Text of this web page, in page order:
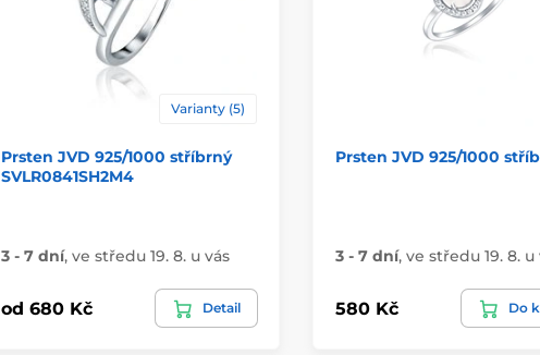
Varianty (5)
Prsten JVD 925/1000 stříbrný
SVLR0841SH2M4
3 - 7 dní, ve středu 19. 8. u vás
od 680 Kč Detail
Prsten JVD 925/1000
3 - 7 dní, ve středu 19. 8. u
580 Kč Do